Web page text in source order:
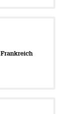
Frankreich